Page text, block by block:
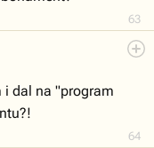
63
64
i dal na "program